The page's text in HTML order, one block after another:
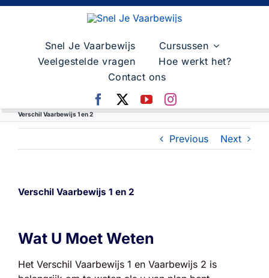
Skip
Snel Je Vaarbewijs
Cursussen
Veelgestelde vragen
Hoe werkt het?
Contact ons
Verschil Vaarbewijs 1 en 2
Previous Next
Verschil Vaarbewijs 1 en 2
Wat U Moet Weten
Het Verschil Vaarbewijs 1 en Vaarbewijs 2 is